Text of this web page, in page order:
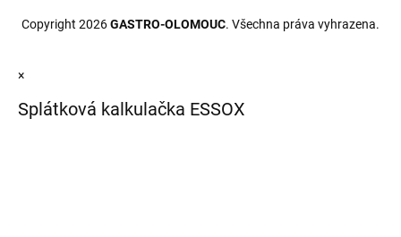
Copyright 2026GASTRO-OLOMOUC. Všechna práva vyhrazena.
×
Splátková kalkulačka ESSOX